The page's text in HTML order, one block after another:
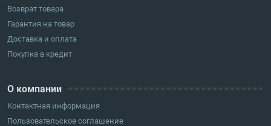
Возврат товара
Гарантия на товар
Доставка и оплата
Покупка в кредит
О компании
Контактная информация
Пользовательское соглашение